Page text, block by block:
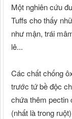
Một nghiên cứu
Tuffs cho thấy
như mận, trái
lê...
Các chất chống
trước tứ bề độc
chứa thêm pectin
(nhất là trong